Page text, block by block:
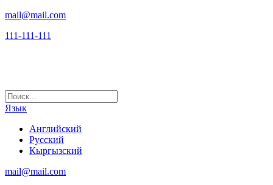
mail@mail.com
111-111-111
Язык
Английский
Русский
Кыргызский
mail@mail.com